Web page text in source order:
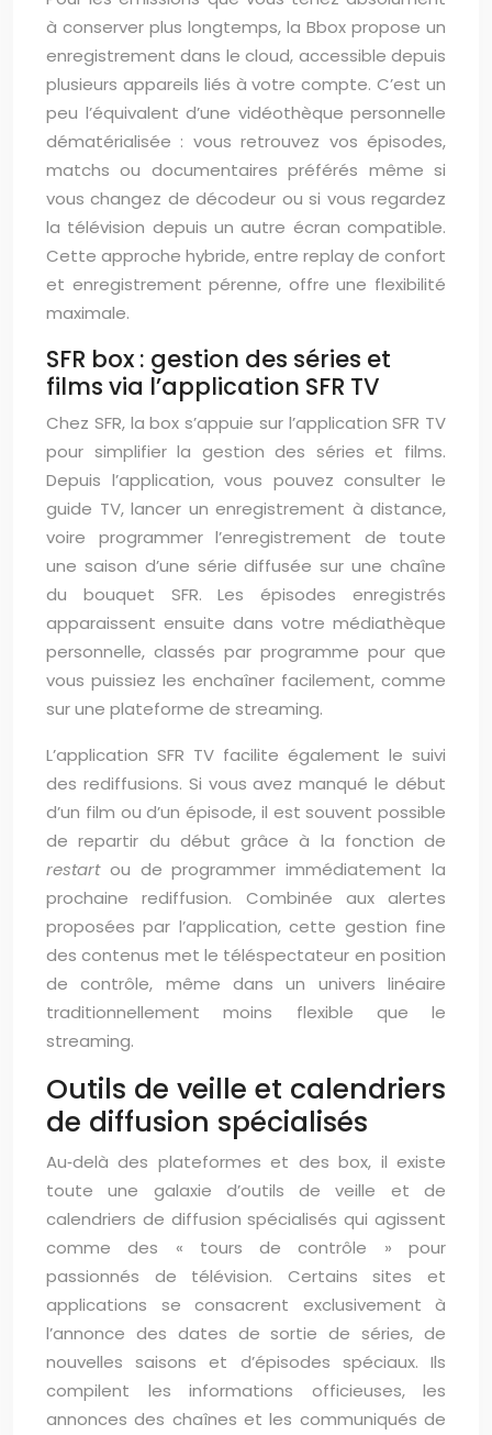
à conserver plus longtemps, la Bbox propose un
enregistrement dans le cloud, accessible depuis
plusieurs appareils liés à votre compte. C’est un
peu l’équivalent d’une vidéothèque personnelle
dématérialisée : vous retrouvez vos épisodes,
matchs ou documentaires préférés même si
vous changez de décodeur ou si vous regardez
la télévision depuis un autre écran compatible.
Cette approche hybride, entre replay de confort
et enregistrement pérenne, offre une flexibilité
maximale.
SFR box : gestion des séries et
films via l’application SFR TV
Chez SFR, la box s’appuie sur l’application SFR TV
pour simplifier la gestion des séries et films.
Depuis l’application, vous pouvez consulter le
guide TV, lancer un enregistrement à distance,
voire programmer l’enregistrement de toute
une saison d’une série diffusée sur une chaîne
du bouquet SFR. Les épisodes enregistrés
apparaissent ensuite dans votre médiathèque
personnelle, classés par programme pour que
vous puissiez les enchaîner facilement, comme
sur une plateforme de streaming.
L’application SFR TV facilite également le suivi
des rediffusions. Si vous avez manqué le début
d’un film ou d’un épisode, il est souvent possible
de repartir du début grâce à la fonction de
restartou de programmer immédiatement la
prochaine rediffusion. Combinée aux alertes
proposées par l’application, cette gestion fine
des contenus met le téléspectateur en position
de contrôle, même dans un univers linéaire
traditionnellement moins flexible que le
streaming.
Outils de veille et calendriers
de diffusion spécialisés
Au‑delà des plateformes et des box, il existe
toute une galaxie d’outils de veille et de
calendriers de diffusion spécialisés qui agissent
comme des « tours de contrôle » pour
passionnés de télévision. Certains sites et
applications se consacrent exclusivement à
l’annonce des dates de sortie de séries, de
nouvelles saisons et d’épisodes spéciaux. Ils
compilent les informations officieuses, les
annonces des chaînes et les communiqués de